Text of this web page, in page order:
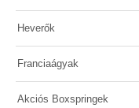
Heverők
Franciaágyak
Akciós Boxspringek